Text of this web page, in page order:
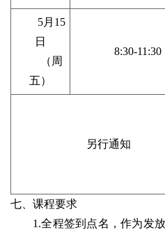
5月15
日
（周
五）
8:30-11:30
另行通知
七、 课程要求
1.全程签到 点名，作为发